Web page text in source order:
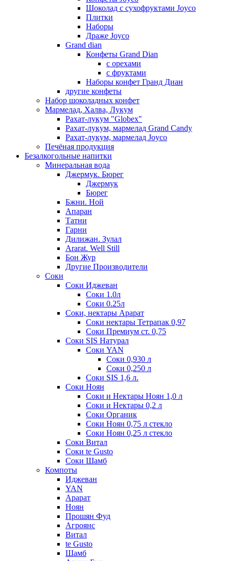
Шоколад с сухофруктами Joyco
Плитки
Наборы
Драже Joyco
Grand dian
Конфеты Grand Dian
с орехами
с фруктами
Наборы конфет Гранд Диан
другие конфеты
Набор шоколадных конфет
Мармелад, Халва, Лукум
Рахат-лукум "Globex"
Рахат-лукум, мармелад Grand Candy
Рахат-лукум, мармелад Joyco
Печёная продукция
Безалкогольные напитки
Минеральная вода
Джермук. Бюрег
Джермук
Бюрег
Бжни. Ной
Апаран
Татни
Гарни
Дилижан. Зулал
Ararat. Well Still
Бон Жур
Другие Производители
Соки
Соки Иджеван
Соки 1.0л
Соки 0.25л
Соки, нектары Арарат
Соки нектары Тетрапак 0,97
Соки Премиум ст. 0,75
Соки SIS Натурал
Соки YAN
Соки 0,930 л
Соки 0,250 л
Соки SIS 1,6 л.
Соки Ноян
Соки и Нектары Ноян 1,0 л
Соки и Нектары 0,2 л
Соки Органик
Соки Ноян 0,75 л стекло
Соки Ноян 0,25 л стекло
Соки Витал
Соки te Gusto
Соки Шамб
Компоты
Иджеван
YAN
Арарат
Ноян
Прошян Фуд
Агроянс
Витал
te Gusto
Шамб